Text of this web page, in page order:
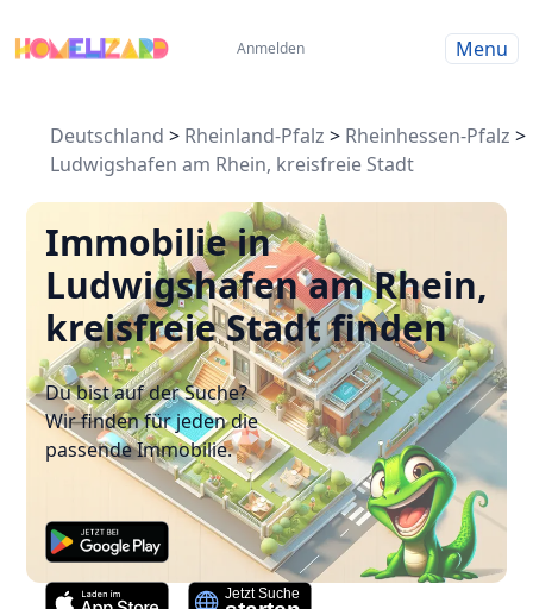
Anmelden Menu
Deutschland > Rheinland-Pfalz > Rheinhessen-Pfalz >
Ludwigshafen am Rhein, kreisfreie Stadt
Immobilie in
Ludwigshafen am Rhein,
kreisfreie Stadt finden
Du bist auf der Suche?
Wir finden für jeden die
passende Immobilie.